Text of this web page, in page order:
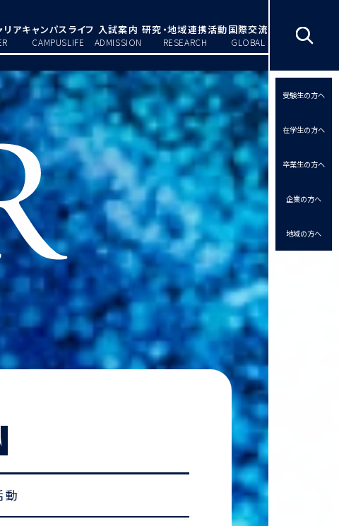
リアキャンパスライフ
CAMPUSLIFE
入試案内
ADMISSION
研究・地域連携活動
RESEARCH
国際交流
GLOBAL
受験生の方へ
在学生の方へ
卒業生の方へ
企業の方へ
地域の方へ
動